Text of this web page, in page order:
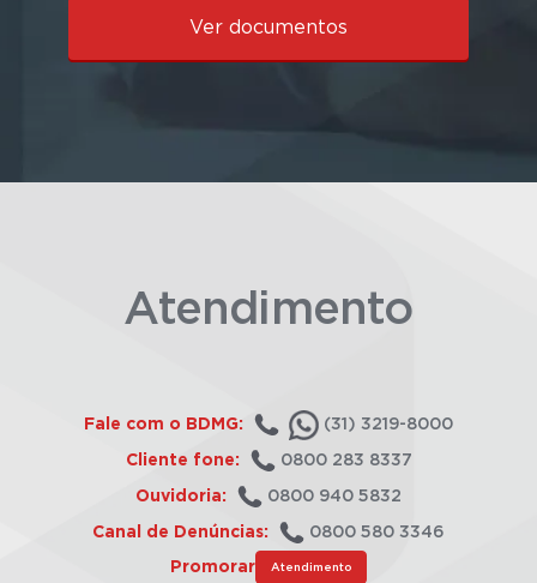
Ver documentos
Atendimento
Fale com o BDMG: (31) 3219-8000
Cliente fone: 0800 283 8337
Ouvidoria: 0800 940 5832
Canal de Denúncias: 0800 580 3346
Promorar Atendimento